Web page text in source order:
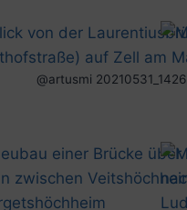
@artusmi 20210531_1426